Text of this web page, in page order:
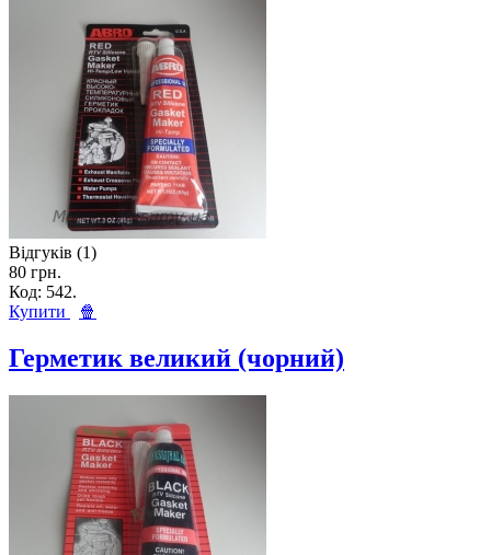
Відгуків (1)
80 грн.
Код: 542.
Купити
🍿
Герметик великий (чорний)